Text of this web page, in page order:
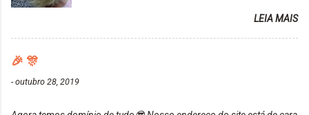
ressaltar que meu cabelo estava platinado. O tom
ficou um rosa antigo, cobriu muito bem e não
LEIA MAIS
🎉 🎊
-outubro 28, 2019